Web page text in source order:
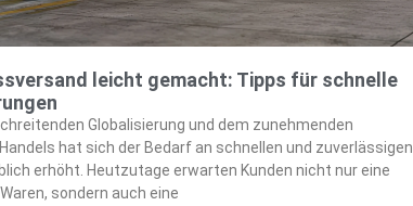
leicht gemacht: Tipps für schnelle
Globalisierung und dem zunehmenden
hat sich der Bedarf an schnellen und zuverlässigen
erhöht. Heutzutage erwarten Kunden nicht nur eine
sondern auch eine